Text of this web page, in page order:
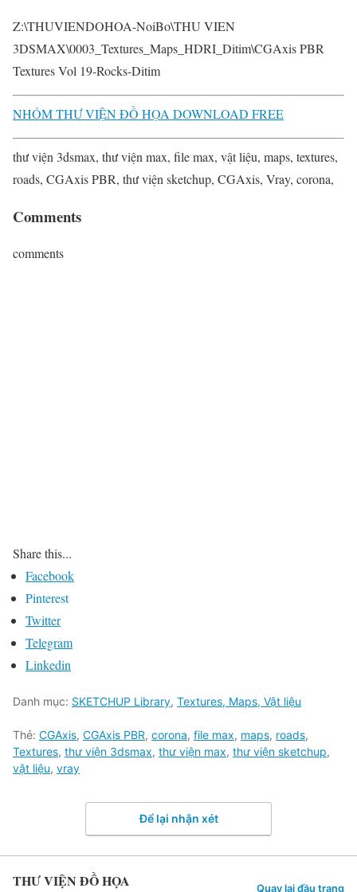
Z:\THUVIENDOHOA-NoiBo\THU VIEN
3DSMAX\0003_Textures_Maps_HDRI_Ditim\CGAxis PBR
Textures Vol 19-Rocks-Ditim
NHÓM THƯ VIỆN ĐỒ HỌA DOWNLOAD FREE
thư viện 3dsmax, thư viện max, file max, vật liệu, maps, textures,
roads, CGAxis PBR, thư viện sketchup, CGAxis, Vray, corona,
Comments
comments
Share this...
Facebook
Pinterest
Twitter
Telegram
Linkedin
Danh mục: SKETCHUP Library, Textures, Maps, Vật liệu
Thẻ: CGAxis, CGAxis PBR, corona, file max, maps, roads,
Textures, thư viện 3dsmax, thư viện max, thư viện sketchup,
vật liệu, vray
Để lại nhận xét
THƯ VIỆN ĐỒ HỌA Quay lại đầu trang